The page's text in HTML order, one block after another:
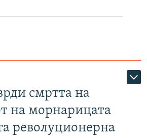
смртта на
на морнарицата
револуционерна